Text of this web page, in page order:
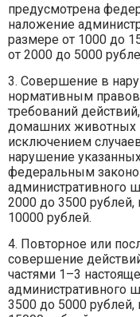
предусмотрена
наложение
размере от 1000 до
от 2000 до 5000
3. Совершение в
нормативным
требований
домашних животных
исключением
нарушение
федеральным
административного
2000 до 3500
10000 рублей.
4. Повторное или
совершение
частями 1–3
административного
3500 до 5000